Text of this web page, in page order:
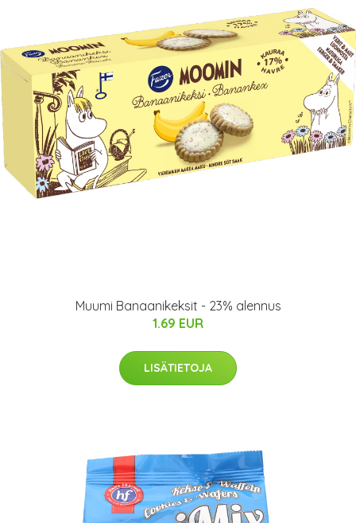
Muumi Banaanikeksit - 23% alennus
1.69 EUR
LISÄTIETOJA